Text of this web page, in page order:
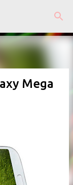
Mega